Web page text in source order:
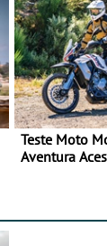
Teste Moto
Aventura